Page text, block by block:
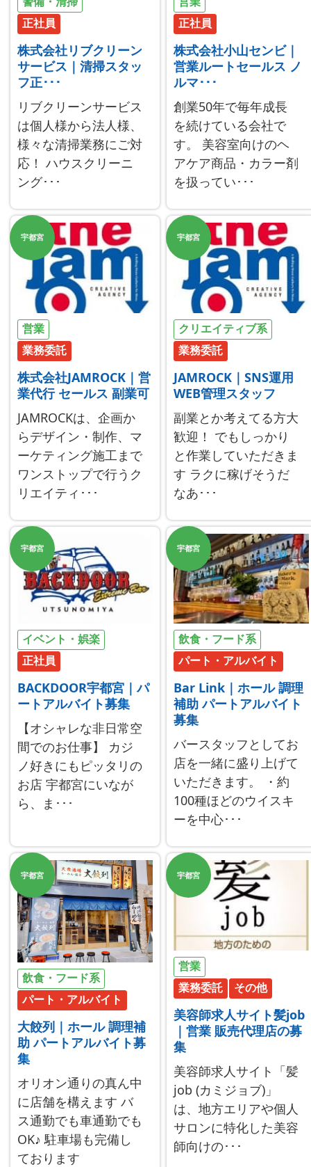
正社員
株式会社リブクリーン
サービス｜清掃スタッ
フ正･･･
リブクリーンサービス
は個人様から法人様、
様々な清掃業務にご対
応！ ハウスクリーニ
ング･･･
正社員
株式会社小山センビ｜
営業ルートセールス ノ
ルマ･･･
創業50年で毎年成長
を続けている会社で
す。 美容室向けのヘ
アケア商品・カラー剤
を扱ってい･･･
宇都宮
営業
業務委託
株式会社JAMROCK｜営
業代行 セールス 副業可
JAMROCKは、企画か
らデザイン・制作、マ
ーケティング施工まで
ワンストップで行うク
リエイティ･･･
宇都宮
クリエイティブ系
業務委託
JAMROCK｜SNS運用
WEB管理スタッフ
副業とか考えてる方大
歓迎！ でもしっかり
と作業していただきま
す ラクに稼げそうだ
なあ･･･
宇都宮
イベント・娯楽
正社員
BACKDOOR宇都宮｜パ
ートアルバイト募集
【オシャレな非日常空
間でのお仕事】 カジ
ノ好きにもピッタリの
お店 宇都宮にいなが
ら、ま･･･
宇都宮
飲食・フード系
パート・アルバイト
Bar Link｜ホール 調理
補助 パートアルバイト
募集
バースタッフとしてお
店を一緒に盛り上げて
いただきます。 ・約
100種ほどのウイスキ
ーを中心･･･
宇都宮
飲食・フード系
パート・アルバイト
大餃列｜ホール 調理補
助 パートアルバイト募
集
オリオン通りの真ん中
に店舗を構えます バ
ス通勤でも車通勤でも
OK♪ 駐車場も完備し
ております
宇都宮
営業
業務委託
その他
美容師求人サイト髪job
｜営業 販売代理店の募
集
美容師求人サイト「髪
job (カミジョブ)」
は、地方エリアや個人
サロンに特化した美容
師向けの･･･